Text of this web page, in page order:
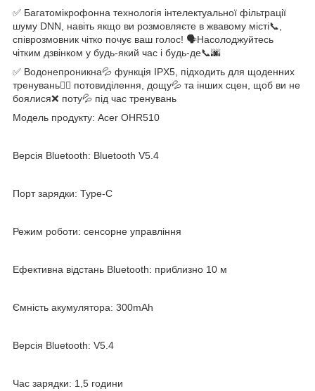
✅ Багатомікрофонна технологія інтелектуальної фільтрації
шуму DNN, навіть якщо ви розмовляєте в жвавому місті📞,
співрозмовник чітко почує ваш голос! 🗣Насолоджуйтесь
чітким дзвінком у будь-який час і будь-де📞🌆
✅ Водонепроникна💦 функція IPX5, підходить для щоденних
тренувань🏃‍♂ потовиділення, дощу💦 та інших сцен, щоб ви не
боялися❌ поту💦 під час тренувань
Модель продукту: Acer OHR510
Версія Bluetooth: Bluetooth V5.4
Порт зарядки: Type-C
Режим роботи: сенсорне управління
Ефективна відстань Bluetooth: приблизно 10 м
Ємність акумулятора: 300mAh
Версія Bluetooth: V5.4
Час зарядки: 1,5 години